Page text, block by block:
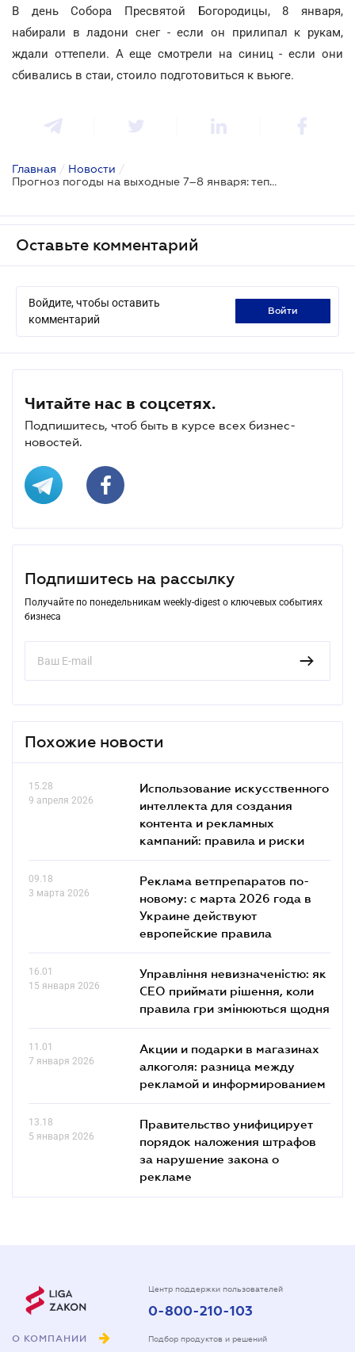
В день Собора Пресвятой Богородицы, 8 января,
набирали в ладони снег - если он прилипал к рукам,
ждали оттепели. А еще смотрели на синиц - если они
сбивались в стаи, стоило подготовиться к вьюге.
Главная / Новости /
Прогноз погоды на выходные 7–8 января: тепло держит оборону на западе, холод наступает с востока
Оставьте комментарий
Войдите, чтобы оставить
комментарий
войти
Читайте нас в соцсетях.
Подпишитесь, чтоб быть в курсе всех бизнес-
новостей.
Подпишитесь на рассылку
Получайте по понедельникам weekly-digest о ключевых событиях
бизнеса
Похожие новости
15.28
9 апреля 2026
Использование искусственного
интеллекта для создания
контента и рекламных
кампаний: правила и риски
09.18
3 марта 2026
Реклама ветпрепаратов по-
новому: с марта 2026 года в
Украине действуют
европейские правила
16.01
15 января 2026
Управління невизначеністю: як
СЕО приймати рішення, коли
правила гри змінюються щодня
11.01
7 января 2026
Акции и подарки в магазинах
алкоголя: разница между
рекламой и информированием
13.18
5 января 2026
Правительство унифицирует
порядок наложения штрафов
за нарушение закона о
рекламе
О КОМПАНИИ
Центр поддержки пользователей
0-800-210-103
Подбор продуктов и решений